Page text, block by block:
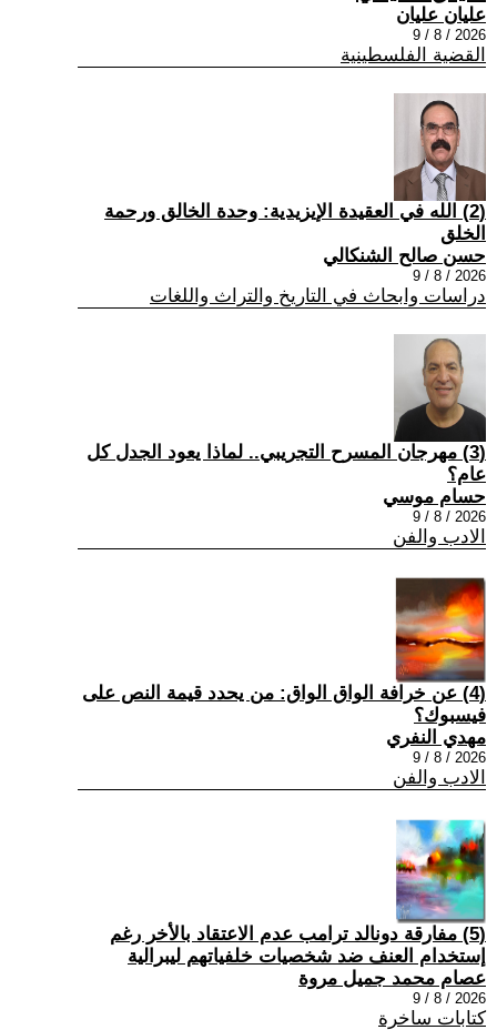
عليان عليان
2026 / 8 / 9
القضية الفلسطينية
(2) الله في العقيدة الإيزيدية: وحدة الخالق ورحمة
الخلق
حسن صالح الشنكالي
2026 / 8 / 9
دراسات وابحاث في التاريخ والتراث واللغات
(3) مهرجان المسرح التجريبي.. لماذا يعود الجدل كل
عام؟
حسام موسي
2026 / 8 / 9
الادب والفن
(4) عن خرافة الواق الواق: من يحدد قيمة النص على
فيسبوك؟
مهدي النفري
2026 / 8 / 9
الادب والفن
(5) مفارقة دونالد ترامب عدم الاعتقاد بالأخر رغم
إستخدام العنف ضد شخصيات خلفياتهم ليبرالية
عصام محمد جميل مروة
2026 / 8 / 9
كتابات ساخرة